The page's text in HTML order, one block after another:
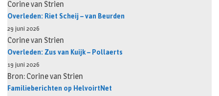
Corine van Strien
Overleden: Riet Scheij – van Beurden
29 juni 2026
Corine van Strien
Overleden: Zus van Kuijk – Pollaerts
19 juni 2026
Bron: Corine van Strien
Familieberichten op HelvoirtNet